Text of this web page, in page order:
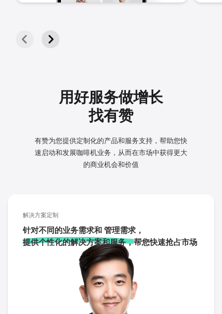
用好服务做增长
找有赞
有赞为您提供定制化的产品和服务支持，帮助您快
速启动和发展咖啡机业务，从而在市场中获得更大
的商业机会和价值
解决方案定制
针对不同的业务需求和 管理需求，
提供个性化的解决方案和服务，帮您快速抢占市场